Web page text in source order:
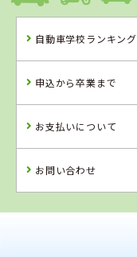
自動車学校ランキング
申込から卒業まで
お支払いについて
お問い合わせ